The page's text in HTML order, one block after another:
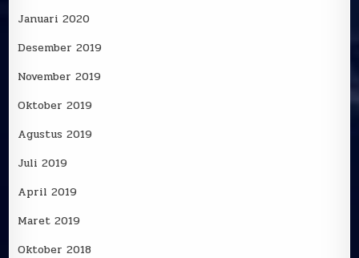
Januari 2020
Desember 2019
November 2019
Oktober 2019
Agustus 2019
Juli 2019
April 2019
Maret 2019
Oktober 2018